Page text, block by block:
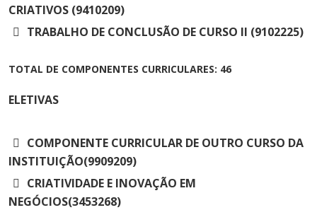
CRIATIVOS (9410209)
TRABALHO DE CONCLUSÃO DE CURSO II (9102225)
TOTAL DE COMPONENTES CURRICULARES: 46
ELETIVAS
COMPONENTE CURRICULAR DE OUTRO CURSO DA
INSTITUIÇÃO(9909209)
CRIATIVIDADE E INOVAÇÃO EM
NEGÓCIOS(3453268)